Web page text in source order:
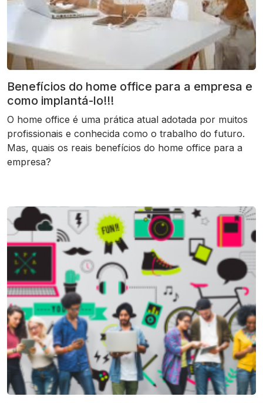
Benefícios do home office para a empresa e
como implantá-lo!!!
O home office é uma prática atual adotada por muitos
profissionais e conhecida como o trabalho do futuro.
Mas, quais os reais benefícios do home office para a
empresa?